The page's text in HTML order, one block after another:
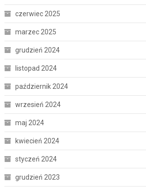
czerwiec 2025
marzec 2025
grudzień 2024
listopad 2024
październik 2024
wrzesień 2024
maj 2024
kwiecień 2024
styczeń 2024
grudzień 2023